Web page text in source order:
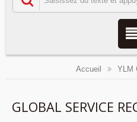
Accueil YLM
GLOBAL SERVICE